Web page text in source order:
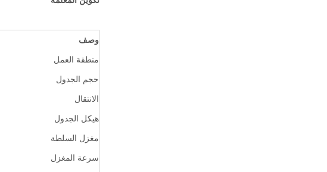
وصف
منطقة العمل
حجم الجدول
الانتقال
هيكل الجدول
مغزل السلطة
سرعة المغزل